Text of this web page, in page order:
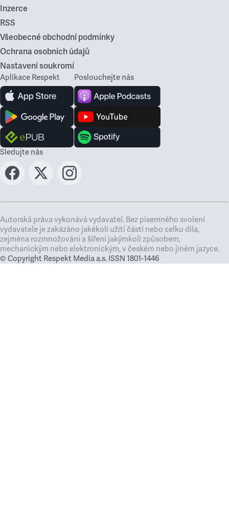
Inzerce
RSS
Všeobecné obchodní podmínky
Ochrana osobních údajů
Nastavení soukromí
Aplikace Respekt Poslouchejte nás
Sledujte nás
Autorská práva vykonává vydavatel. Bez písemného svolení
vydavatele je zakázáno jakékoli užití částí nebo celku díla,
zejména rozmnožování a šíření jakýmkoli způsobem,
mechanickým nebo elektronickým, v českém nebo jiném jazyce.
© Copyright Respekt Media a.s. ISSN 1801-1446